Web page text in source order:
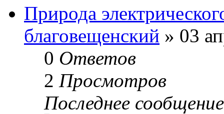
Природа
благовещенский » 03
0 Ответов
2 Просмотров
Последнее